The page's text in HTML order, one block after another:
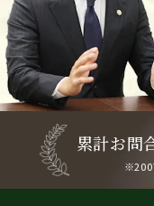
累計お問